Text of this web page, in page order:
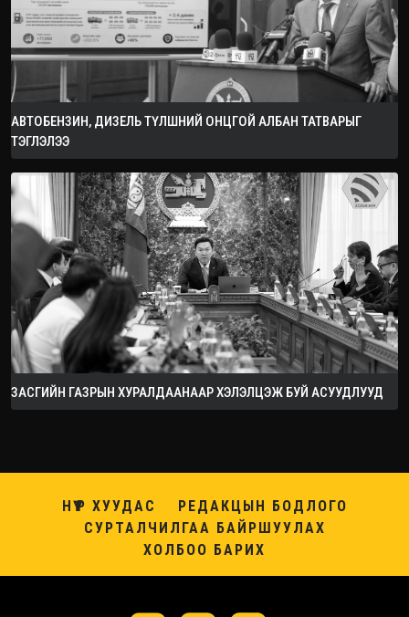
АВТОБЕНЗИН, ДИЗЕЛЬ ТҮЛШНИЙ ОНЦГОЙ АЛБАН ТАТВАРЫГ
ТЭГЛЭЛЭЭ
ЗАСГИЙН ГАЗРЫН ХУРАЛДААНААР ХЭЛЭЛЦЭЖ БУЙ АСУУДЛУУД
НҮҮР ХУУДАС
РЕДАКЦЫН БОДЛОГО
СУРТАЛЧИЛГАА БАЙРШУУЛАХ
ХОЛБОО БАРИХ